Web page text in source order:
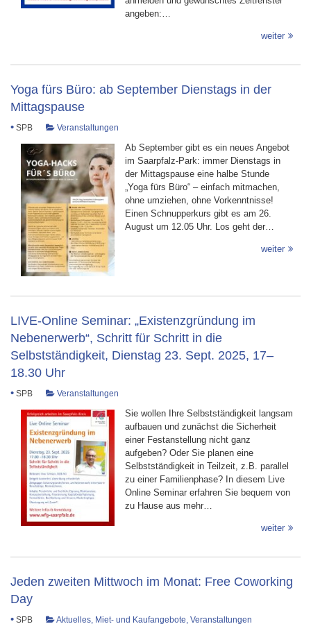
angeben:…
weiter
Yoga fürs Büro: ab September Dienstags in der
Mittagspause
• SPB Veranstaltungen
Ab September gibt es ein neues Angebot
im Saarpfalz-Park: immer Dienstags in
der Mittagspause eine halbe Stunde
„Yoga fürs Büro“ – einfach mitmachen,
ohne umziehen, ohne Vorkenntnisse!
Einen Schnupperkurs gibt es am 26.
August um 12.05 Uhr. Los geht der…
weiter
LIVE-Online Seminar: „Existenzgründung im
Nebenerwerb“, Schritt für Schritt in die
Selbstständigkeit, Dienstag 23. Sept. 2025, 17–
18.30 Uhr
• SPB Veranstaltungen
Sie wollen Ihre Selbstständigkeit langsam
aufbauen und zunächst die Sicherheit
einer Festanstellung nicht ganz
aufgeben? Oder Sie planen eine
Selbstständigkeit in Teilzeit, z.B. parallel
zu einer Familienphase? In diesem Live
Online Seminar erfahren Sie bequem von
zu Hause aus mehr…
weiter
Jeden zweiten Mittwoch im Monat: Free Coworking
Day
• SPB Aktuelles, Miet- und Kaufangebote, Veranstaltungen